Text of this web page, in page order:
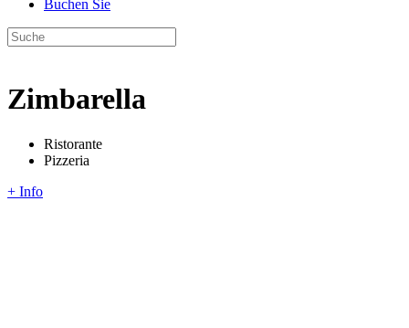
Buchen Sie
Zimbarella
Ristorante
Pizzeria
+ Info